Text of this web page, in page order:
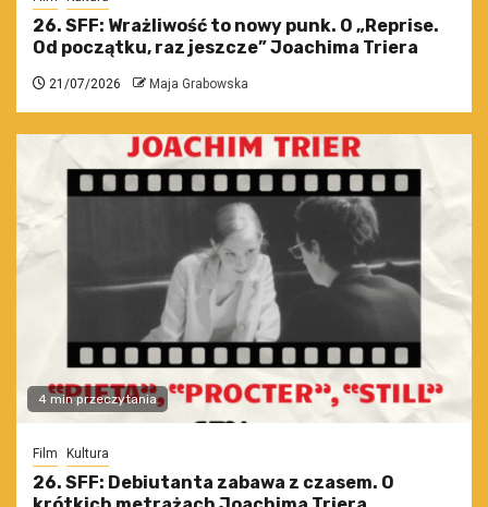
26. SFF: Wrażliwość to nowy punk. O „Reprise.
Od początku, raz jeszcze” Joachima Triera
21/07/2026 Maja Grabowska
4 min przeczytania
Film Kultura
26. SFF: Debiutanta zabawa z czasem. O